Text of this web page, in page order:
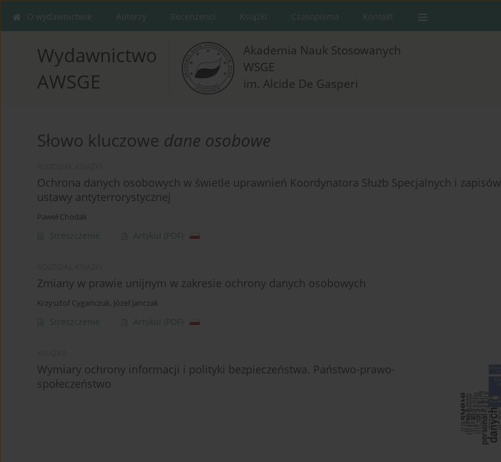
O wydawnictwie Autorzy Recenzenci Książki Czasopisma Kontakt
Wydawnictwo
AWSGE
Akademia Nauk Stosowanych
WSGE
im. Alcide De Gasperi
Słowo kluczowe dane osobowe
Ochrona danych osobowych w świetle uprawnień Koordynatora Służb Specjalnych i zapisów
ustawy antyterrorystycznej
Paweł Chodak
Streszczenie Artykuł (PDF)
Zmiany w prawie unijnym w zakresie ochrony danych osobowych
Krzysztof Cygańczuk, Józef Janczak
Streszczenie Artykuł (PDF)
Wymiary ochrony informacji i polityki bezpieczeństwa. Państwo-prawo-
społeczeństwo